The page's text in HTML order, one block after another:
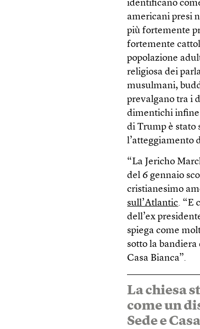
identificano
americani presi
più fortemente
fortemente
popolazione
religiosa dei
musulmani,
prevalgano tra i
dimentichi infine
di Trump è stato
l’atteggiamento
“La Jericho
del 6 gennaio
cristianesimo
sull’Atlantic. “E
dell’ex
spiega come
sotto la
Casa Bianca”.
La chiesa
come un
Sede e